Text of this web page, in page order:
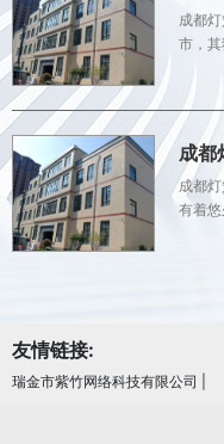
成都
市，其
成都
成都
有着悠
友情链接:
瑞金市紫竹网络科技有限公司